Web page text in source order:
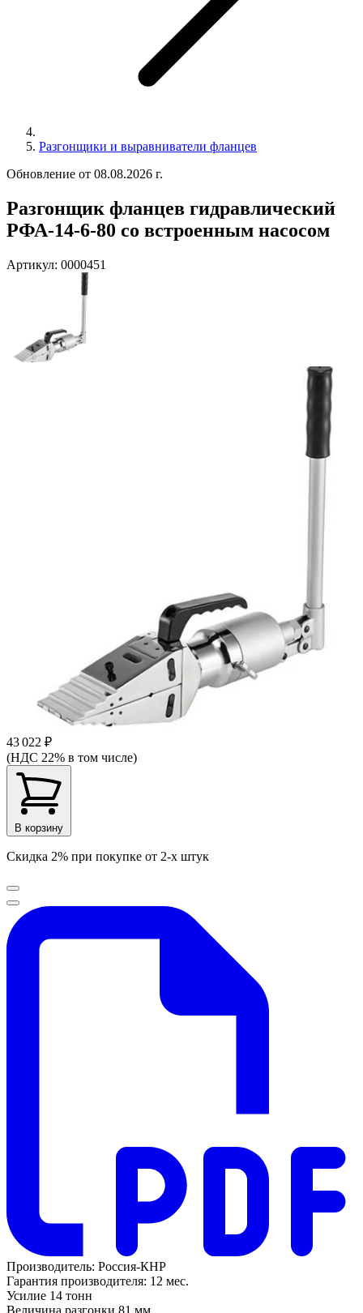
Разгонщики и выравниватели фланцев
Обновление от 08.08.2026 г.
Разгонщик фланцев гидравлический
РФА-14-6-80 со встроенным насосом
Артикул: 0000451
43 022 ₽
(НДС 22% в том числе)
В корзину
Скидка 2% при покупке от 2-х штук
Производитель: Россия-КНР
Гарантия производителя: 12 мес.
Усилие 14 тонн
Величина разгонки 81 мм